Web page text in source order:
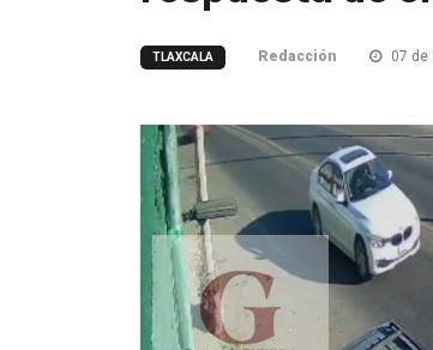
TLAXCALA Redacción 07 de